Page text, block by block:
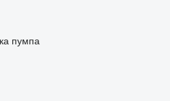
пумпа